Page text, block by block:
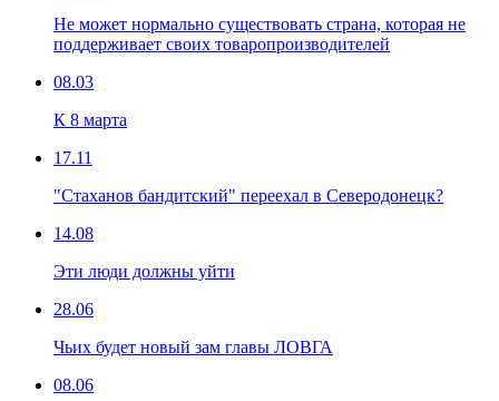
Не может нормально существовать страна, которая не
поддерживает своих товаропроизводителей
08.03
К 8 марта
17.11
"Стаханов бандитский" переехал в Северодонецк?
14.08
Эти люди должны уйти
28.06
Чьих будет новый зам главы ЛОВГА
08.06